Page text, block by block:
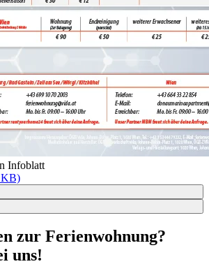
Infoblatt
KB)
zur Ferienwohnung?
uns!